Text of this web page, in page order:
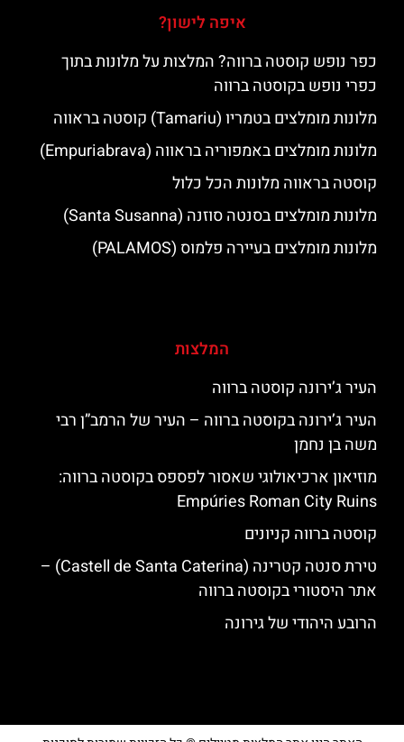
איפה לישון?
כפר נופש קוסטה ברווה? המלצות על מלונות בתוך
כפרי נופש בקוסטה ברווה
מלונות מומלצים בטמריו (Tamariu) קוסטה בראווה
מלונות מומלצים באמפוריה בראווה (Empuriabrava)
קוסטה בראווה מלונות הכל כלול
מלונות מומלצים בסנטה סוזנה (Santa Susanna)
מלונות מומלצים בעיירה פלמוס (PALAMOS)
המלצות
העיר ג’ירונה קוסטה ברווה
העיר ג’ירונה בקוסטה ברווה – העיר של הרמב”ן רבי
משה בן נחמן
מוזיאון ארכיאולוגי שאסור לפספס בקוסטה ברווה:
Empúries Roman City Ruins
קוסטה ברווה קניונים
טירת סנטה קטרינה (Castell de Santa Caterina) –
אתר היסטורי בקוסטה ברווה
הרובע היהודי של גירונה